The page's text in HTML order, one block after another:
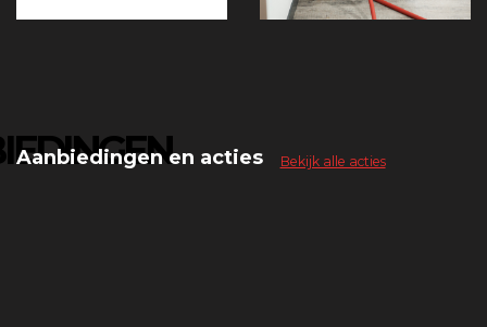
Aanbiedingen en acties Bekijk alle acties